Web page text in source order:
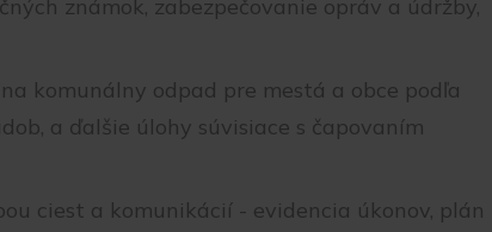
známok, zabezpečovanie opráv a údržby,
komunálny odpad pre mestá a obce podľa
a ďalšie úlohy súvisiace s čapovaním
ciest a komunikácií - evidencia úkonov, plán